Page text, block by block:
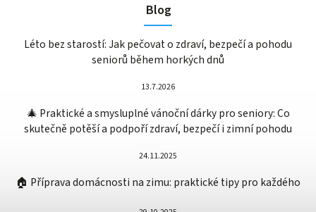
Blog
Léto bez starostí: Jak pečovat o zdraví, bezpečí a pohodu
seniorů během horkých dnů
13.7.2026
🎄 Praktické a smysluplné vánoční dárky pro seniory: Co
skutečně potěší a podpoří zdraví, bezpečí i zimní pohodu
24.11.2025
🏠 Příprava domácnosti na zimu: praktické tipy pro každého